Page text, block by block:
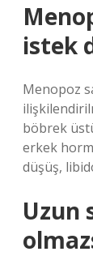
istek
Menopoz
böbrek
erkek
düşüş,
Uzun